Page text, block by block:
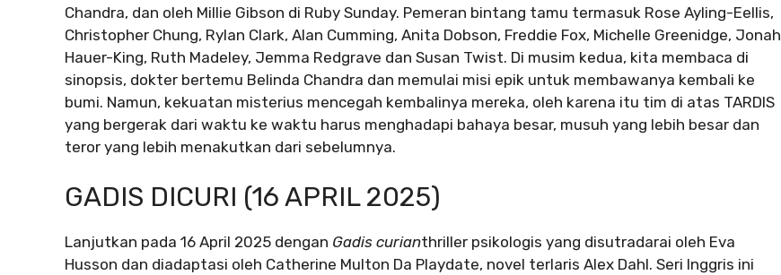
Chandra, dan oleh Millie Gibson di Ruby Sunday. Pemeran bintang tamu termasuk Rose Ayling-Eellis,
Christopher Chung, Rylan Clark, Alan Cumming, Anita Dobson, Freddie Fox, Michelle Greenidge, Jonah
Hauer-King, Ruth Madeley, Jemma Redgrave dan Susan Twist. Di musim kedua, kita membaca di
sinopsis, dokter bertemu Belinda Chandra dan memulai misi epik untuk membawanya kembali ke
bumi. Namun, kekuatan misterius mencegah kembalinya mereka, oleh karena itu tim di atas TARDIS
yang bergerak dari waktu ke waktu harus menghadapi bahaya besar, musuh yang lebih besar dan
teror yang lebih menakutkan dari sebelumnya.
GADIS DICURI (16 APRIL 2025)
Lanjutkan pada 16 April 2025 dengan Gadis curianthriller psikologis yang disutradarai oleh Eva
Husson dan diadaptasi oleh Catherine Multon Da Playdate, novel terlaris Alex Dahl. Seri Inggris ini